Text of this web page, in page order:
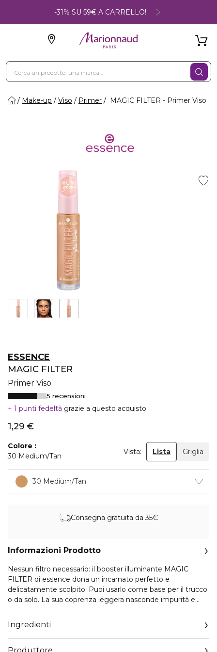
-31% SU 59€ A CARRELLO!
Make-up Viso Primer MAGIC FILTER - Primer Viso
ESSENCE
MAGIC FILTER
Primer Viso
5 recensioni
1 punti fedeltà grazie a questo acquisto
1,29 €
Colore
30 Medium/Tan
Vista: Lista Griglia
30 Medium/Tan
Consegna gratuita da 35€
Informazioni Prodotto
Nessun filtro necessario: il booster illuminante MAGIC
FILTER di essence dona un incarnato perfetto e
delicatamente scolpito. Puoi usarlo come base per il trucco
o da solo. La sua coprenza leggera nasconde impurità e
il tuo look preferito o provare le tendenze. Oppure puoi
rimanere naturale e goderti la luminosità che il booster
illuminante MAGIC FILTER di essence dona alla tua pelle.
Ingredienti